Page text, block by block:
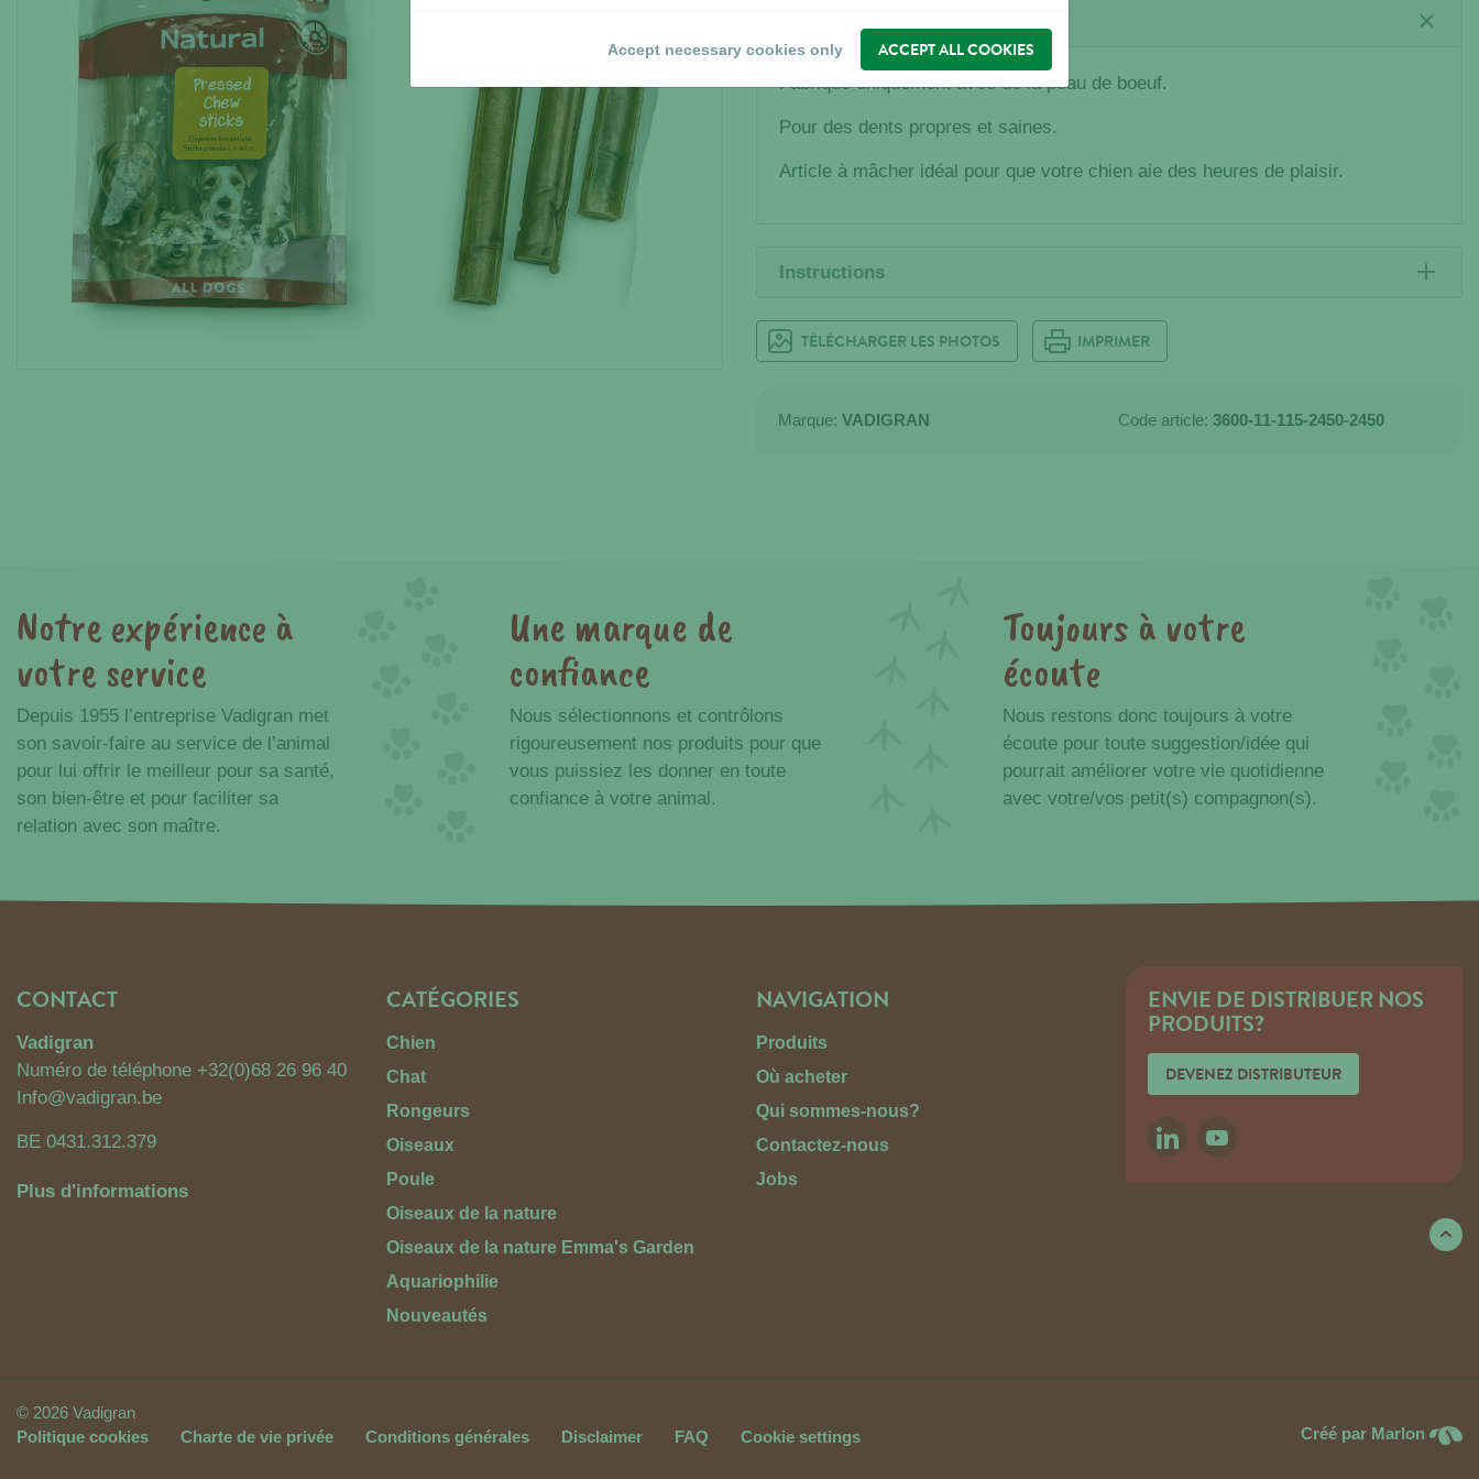
Fabriqué uniquement avec de la peau de boeuf.
Pour des dents propres et saines.
Article à mâcher idéal pour que votre chien aie des heures de plaisir.
Instructions
TÉLÉCHARGER LES PHOTOS IMPRIMER
Marque: VADIGRAN Code article: 3600-11-115-2450-2450
Avantages
Notre expérience à
votre service
Depuis 1955 l’entreprise Vadigran met
son savoir-faire au service de l’animal
pour lui offrir le meilleur pour sa santé,
son bien-être et pour faciliter sa
relation avec son maître.
Une marque de
confiance
Nous sélectionnons et contrôlons
rigoureusement nos produits pour que
vous puissiez les donner en toute
confiance à votre animal.
Toujours à votre
écoute
Nous restons donc toujours à votre
écoute pour toute suggestion/idée qui
pourrait améliorer votre vie quotidienne
avec votre/vos petit(s) compagnon(s).
CONTACT
Vadigran
Numéro de téléphone +32(0)68 26 96 40
Info@vadigran.be
BE 0431.312.379
Plus d'informations
CATÉGORIES
Chien
Chat
Rongeurs
Oiseaux
Poule
Oiseaux de la nature
Oiseaux de la nature Emma's Garden
Aquariophilie
Nouveautés
NAVIGATION
Produits
Où acheter
Qui sommes-nous?
Contactez-nous
Jobs
ENVIE DE DISTRIBUER NOS
PRODUITS?
DEVENEZ DISTRIBUTEUR
LINKEDINYOUTUBE
© 2026 Vadigran
Politique cookies
Charte de vie privée Conditions générales Disclaimer FAQ Cookie settings Créé par Marlon
Accept necessary cookies only ACCEPT ALL COOKIES